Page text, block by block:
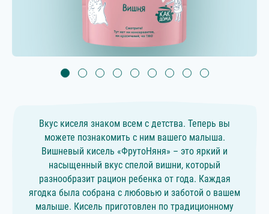
Вкус киселя знаком всем с детства. Теперь вы
можете познакомить с ним вашего малыша.
Вишневый кисель «ФрутоНяня» – это яркий и
насыщенный вкус спелой вишни, который
разнообразит рацион ребенка от года. Каждая
ягодка была собрана с любовью и заботой о вашем
малыше. Кисель приготовлен по традиционному